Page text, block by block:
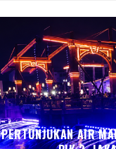
PERTUNJUKAN AIR